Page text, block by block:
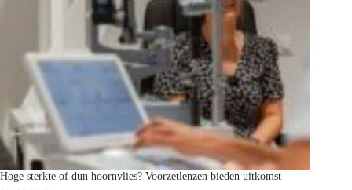
Hoge sterkte of dun hoornvlies? Voorzetlenzen bieden uitkomst